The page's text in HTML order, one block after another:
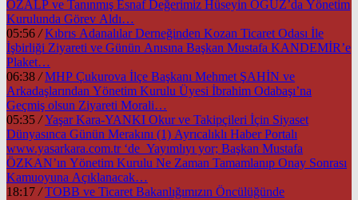
ÖZALP ve Tanınmış Esnaf Değerimiz Hüseyin OĞUZ’da Yönetim
Kurulunda Görev Aldı…
05:56 / Kıbrıs Adanalılar Derneğinden Kozan Ticaret Odası İle
İşbirliği Ziyareti ve Günün Anısına Başkan Mustafa KANDEMİR’e
Plaket…
06:38 / MHP Çukurova İlçe Başkanı Mehmet ŞAHİN ve
Arkadaşlarından Yönetim Kurulu Üyesi İbrahim Odabaşı’na
Geçmiş olsun Ziyareti Morali…
05:35 / Yaşar Kara-YANKI Okur ve Takipçileri İçin Siyaset
Dünyasınca Günün Merakını (1) Ayrıcalıklı Haber Portalı
www.yasarkara.com.tr ‘de Yayımlıyı yor; Başkan Mustafa
ÖZKAN’ın Yönetim Kurulu Ne Zaman Tamamlanıp Onay Sonrası
Kamuoyuna Açıklanacak…
18:17 / TOBB ve Ticaret Bakanlığımızın Öncülüğünde